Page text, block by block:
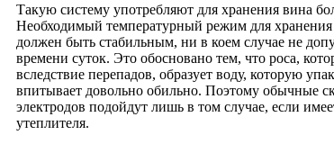
Такую систему употребляют для хранения вина
Необходимый температурный режим для хранения
должен быть стабильным, ни в коем случае не
времени суток. Это обосновано тем, что роса,
вследствие перепадов, образует воду, которую
впитывает довольно обильно. Поэтому обычные
электродов подойдут лишь в том случае, если
утеплителя.